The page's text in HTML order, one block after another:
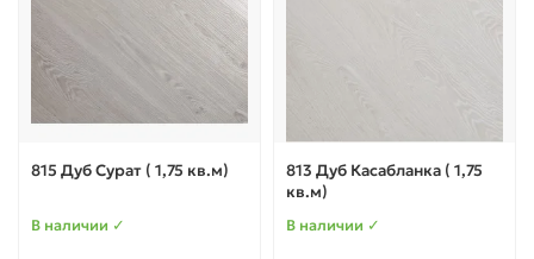
815 Дуб Сурат ( 1,75 кв.м)
В наличии ✓
813 Дуб Касабланка ( 1,75
кв.м)
В наличии ✓